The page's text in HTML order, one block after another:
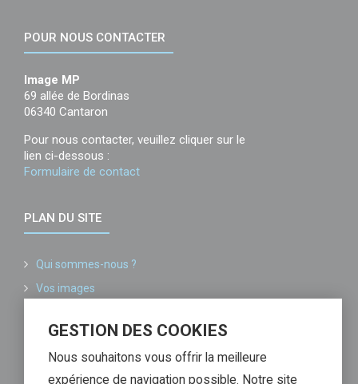
POUR NOUS CONTACTER
Image MP
69 allée de Bordinas
06340 Cantaron
Pour nous contacter, veuillez cliquer sur le
lien ci-dessous :
Formulaire de contact
PLAN DU SITE
Qui sommes-nous ?
Vos images
Informations légales
Liste de nos partenaires
GESTION DES COOKIES
Nous souhaitons vous offrir la meilleure
expérience de navigation possible. Notre site